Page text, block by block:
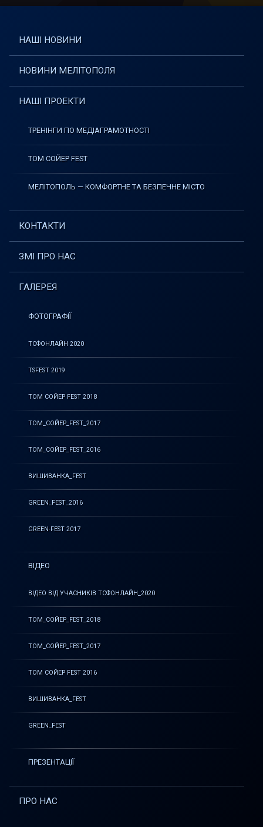
НАШІ НОВИНИ
НОВИНИ МЕЛІТОПОЛЯ
НАШІ ПРОЕКТИ
ТРЕНІНГИ ПО МЕДІАГРАМОТНОСТІ
ТОМ СОЙЕР FEST
МЕЛІТОПОЛЬ — КОМФОРТНЕ ТА БЕЗПЕЧНЕ МІСТО
КОНТАКТИ
ЗМІ ПРО НАС
ГАЛЕРЕЯ
ФОТОГРАФІЇ
ТСФОНЛАЙН 2020
TSFEST 2019
ТОМ СОЙЕР FEST 2018
ТОМ_СОЙЕР_FEST_2017
ТОМ_СОЙЕР_FEST_2016
ВИШИВАНКА_FEST
GREEN_FEST_2016
GREEN-FEST 2017
ВІДЕО
ВІДЕО ВІД УЧАСНИКІВ ТСФОНЛАЙН_2020
ТОМ_СОЙЕР_FEST_2018
ТОМ_СОЙЕР_FEST_2017
ТОМ СОЙЕР FEST 2016
ВИШИВАНКА_FEST
GREEN_FEST
ПРЕЗЕНТАЦІЇ
ПРО НАС